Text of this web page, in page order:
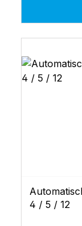
4 / 5 / 12